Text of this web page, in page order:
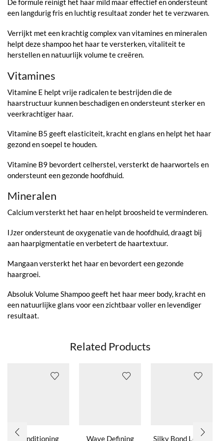
De formule reinigt het haar mild maar effectief en ondersteunt
een langdurig fris en luchtig resultaat zonder het te verzwaren.
Verrijkt met een krachtig complex van vitamines en mineralen
helpt deze shampoo het haar te versterken, vitaliteit te
herstellen en natuurlijk volume te creëren.
Vitamines
Vitamine E helpt vrije radicalen te bestrijden die de
haarstructuur kunnen beschadigen en ondersteunt sterker en
veerkrachtiger haar.
Vitamine B5 geeft elasticiteit, kracht en glans en helpt het haar
gezond en soepel te houden.
Vitamine B9 bevordert celherstel, versterkt de haarwortels en
ondersteunt een gezonde hoofdhuid.
Mineralen
Calcium versterkt het haar en helpt broosheid te verminderen.
IJzer ondersteunt de oxygenatie van de hoofdhuid, draagt bij
aan haarpigmentatie en verbetert de haartextuur.
Mangaan versterkt het haar en bevordert een gezonde
haargroei.
Absoluk Volume Shampoo geeft het haar meer body, kracht en
een natuurlijke glans voor een zichtbaar voller en levendiger
resultaat.
Related Products
Conditioning
Wave Defining
Silky Bond Leave-